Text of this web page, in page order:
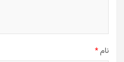
نام*